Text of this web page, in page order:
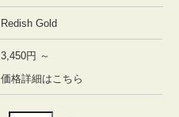
Redish Gold
3,450円 ～
価格詳細はこちら